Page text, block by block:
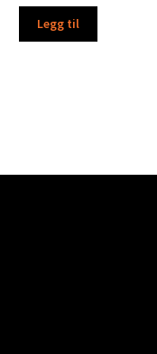
Legg til